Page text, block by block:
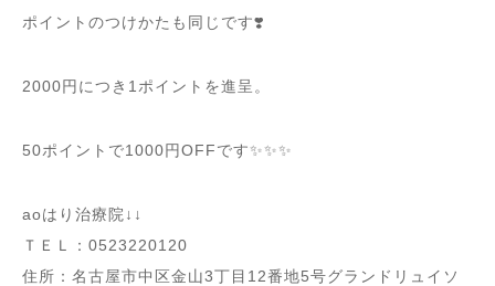
ポイントのつけかたも同じです❣️
2000円につき1ポイントを進呈。
50ポイントで1000円OFFです✨✨✨
aoはり治療院↓↓
ＴＥＬ：0523220120
住所：名古屋市中区金山3丁目12番地5号グランドリュイソ